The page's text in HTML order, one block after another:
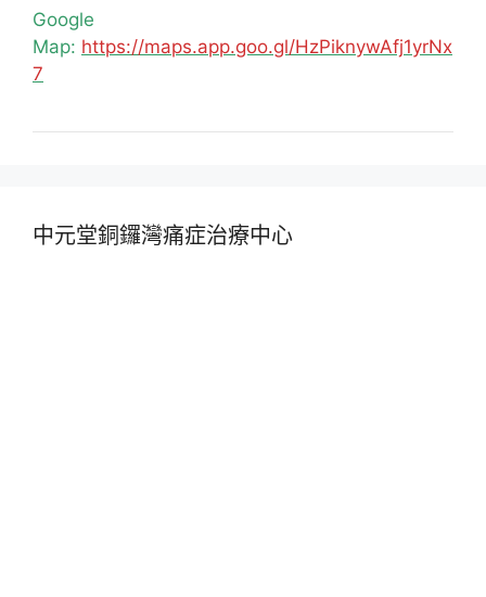
Google
Map: https://maps.app.goo.gl/HzPiknywAfj1yrNx
7
中元堂銅鑼灣痛症治療中心